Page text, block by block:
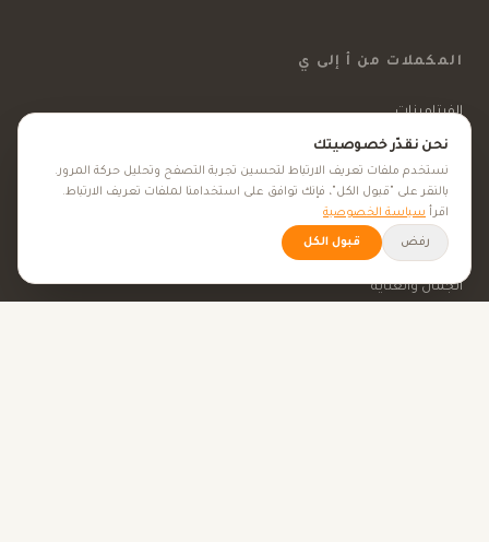
المكملات من أ إلى ي
الفيتامينات
المعادن
المكملات الغذائية
الأعشاب الطبية
الجمال والعناية
نحن نقدّر خصوصيتك
نستخدم ملفات تعريف الارتباط لتحسين تجربة التصفح وتحليل حركة المرور.
بالنقر على "قبول الكل"، فإنك توافق على استخدامنا لملفات تعريف الارتباط.
اقرأ سياسة الخصوصية
رفض قبول الكل